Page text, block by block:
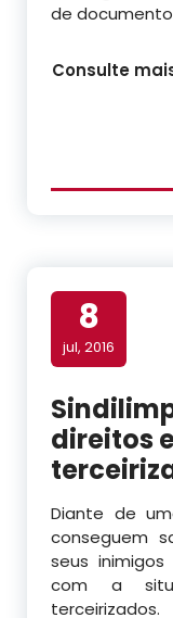
de
Consulte
8
jul, 2016
direitos
Diante de
conseguem
seus
com a
terceirizados.